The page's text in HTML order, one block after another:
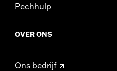
Pechhulp
OVER ONS
Ons bedrijf